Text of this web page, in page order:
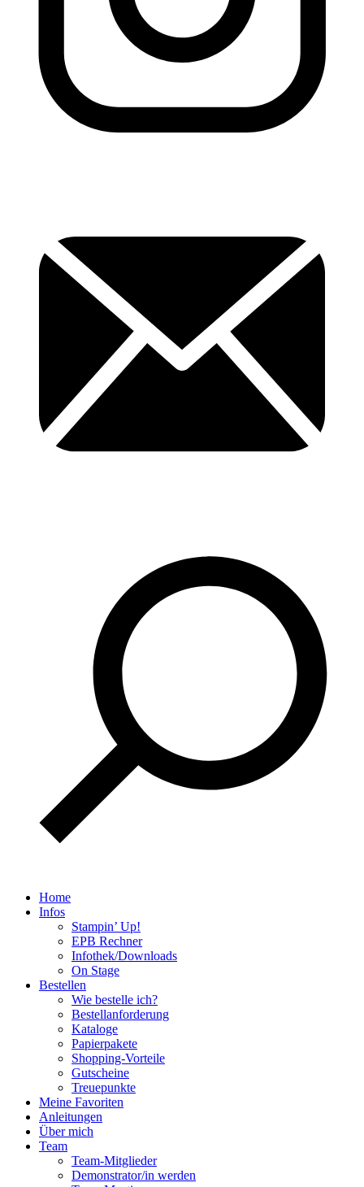
Home
Infos
Stampin’ Up!
EPB Rechner
Infothek/Downloads
On Stage
Bestellen
Wie bestelle ich?
Bestellanforderung
Kataloge
Papierpakete
Shopping-Vorteile
Gutscheine
Treuepunkte
Meine Favoriten
Anleitungen
Über mich
Team
Team-Mitglieder
Demonstrator/in werden